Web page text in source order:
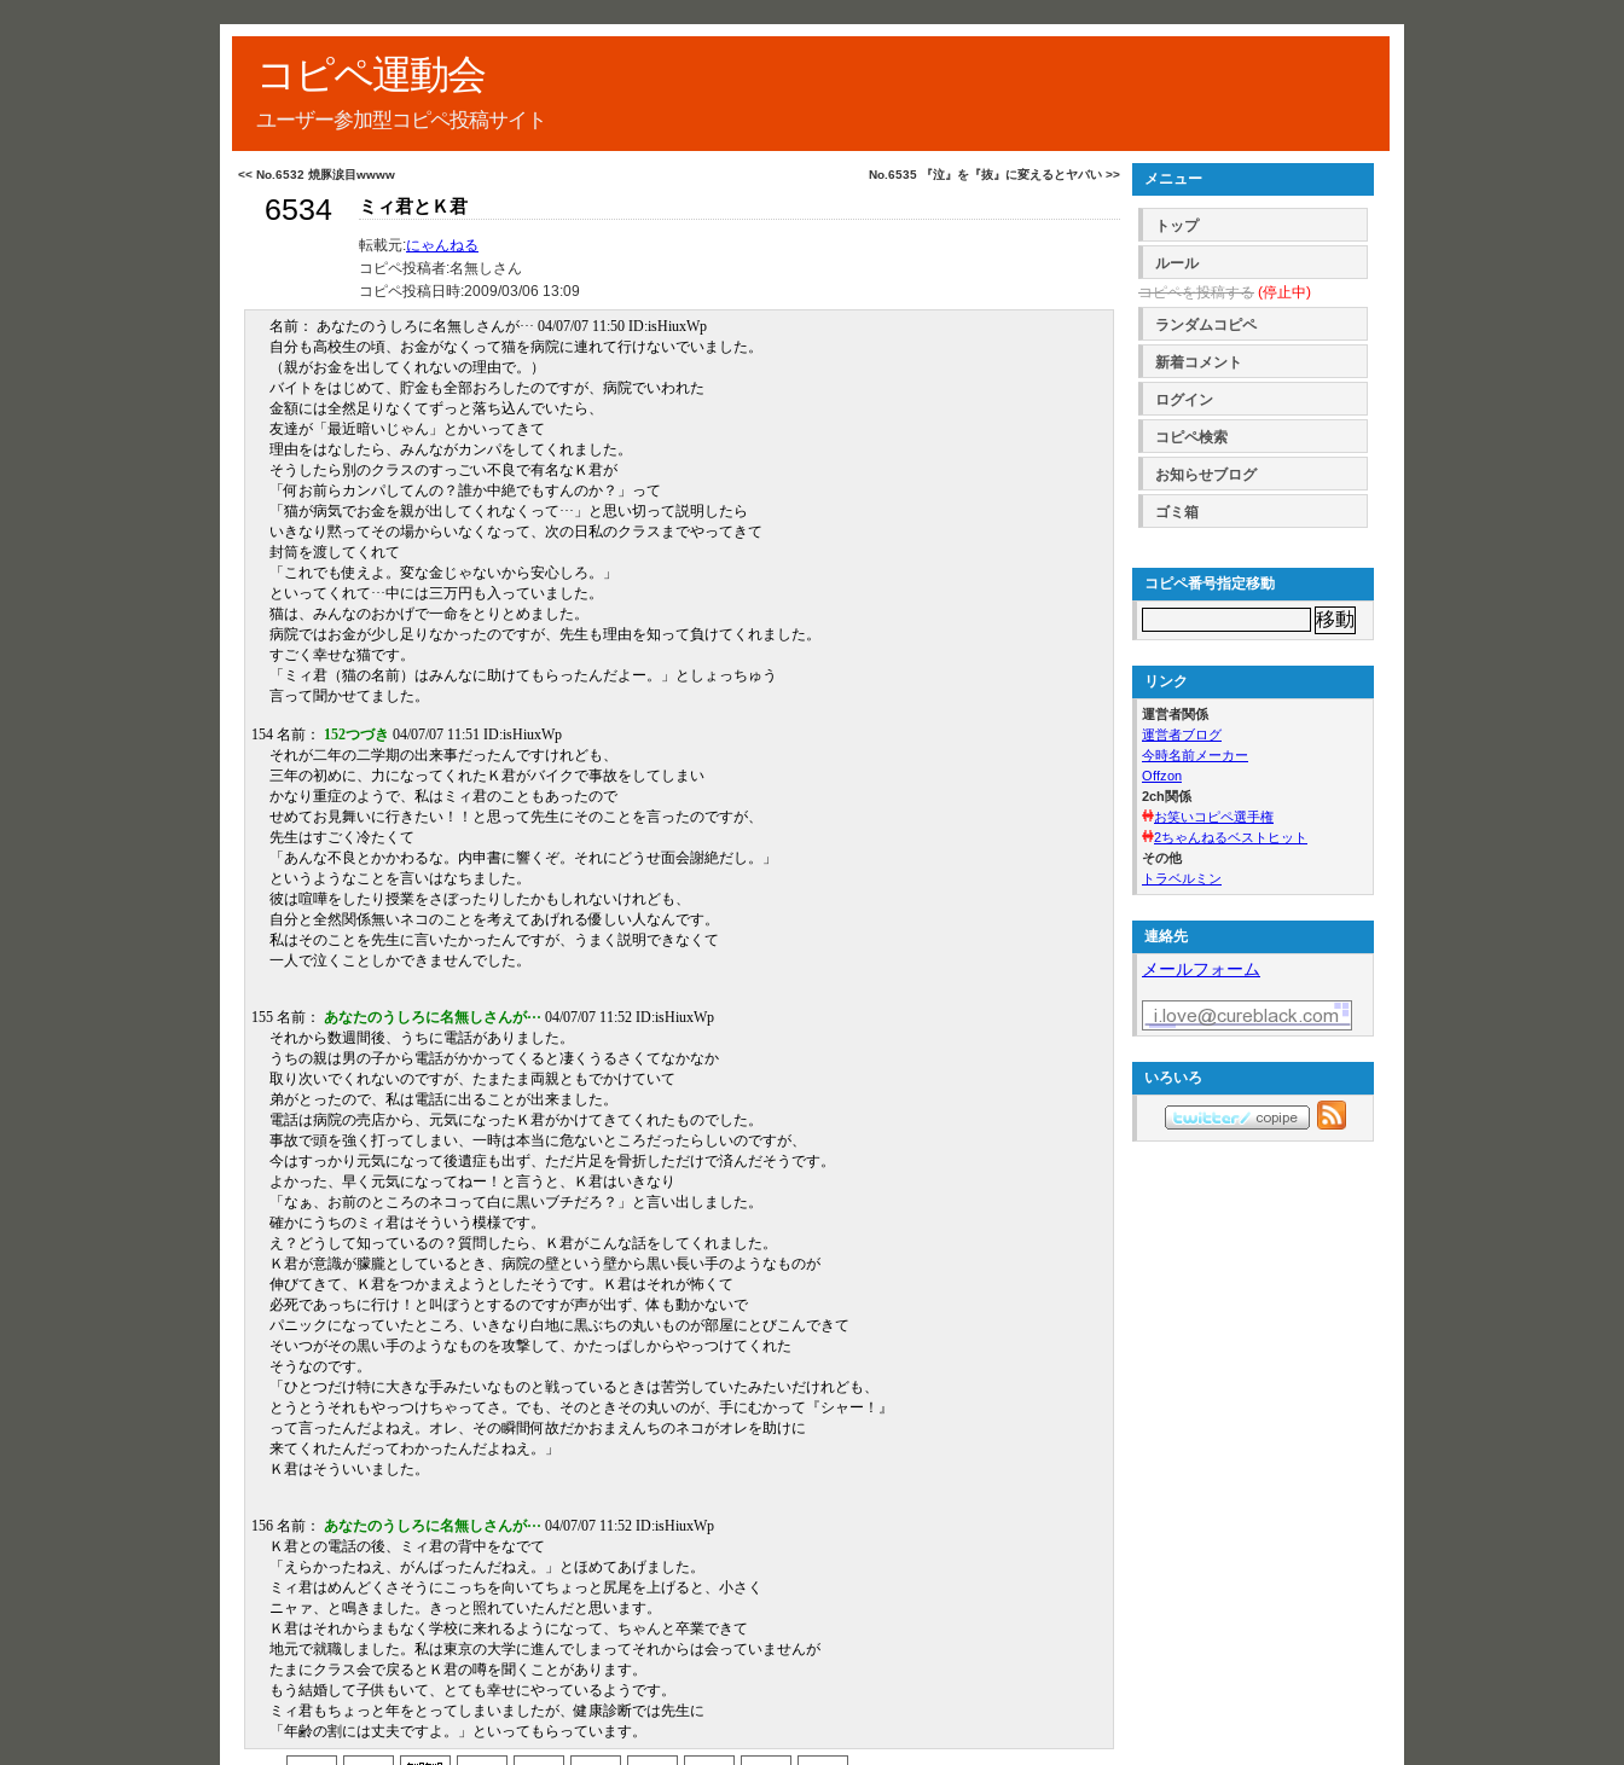
コピペ運動会
ユーザー参加型コピペ投稿サイト
No.6535 『泣』を『抜』に変えるとヤバい >>
<< No.6532 焼豚涙目wwww
6534 ミィ君とＫ君
転載元:にゃんねる
コピペ投稿者:名無しさん
コピペ投稿日時:2009/03/06 13:09
名前： あなたのうしろに名無しさんが··· 04/07/07 11:50 ID:isHiuxWp
自分も高校生の頃、お金がなくって猫を病院に連れて行けないでいました。
（親がお金を出してくれないの理由で。）
バイトをはじめて、貯金も全部おろしたのですが、病院でいわれた
金額には全然足りなくてずっと落ち込んでいたら、
友達が「最近暗いじゃん」とかいってきて
理由をはなしたら、みんながカンパをしてくれました。
そうしたら別のクラスのすっごい不良で有名なＫ君が
「何お前らカンパしてんの？誰か中絶でもすんのか？」って
「猫が病気でお金を親が出してくれなくって···」と思い切って説明したら
いきなり黙ってその場からいなくなって、次の日私のクラスまでやってきて
封筒を渡してくれて
「これでも使えよ。変な金じゃないから安心しろ。」
といってくれて···中には三万円も入っていました。
猫は、みんなのおかげで一命をとりとめました。
病院ではお金が少し足りなかったのですが、先生も理由を知って負けてくれました。
すごく幸せな猫です。
「ミィ君（猫の名前）はみんなに助けてもらったんだよー。」としょっちゅう
言って聞かせてました。
154 名前： 152つづき 04/07/07 11:51 ID:isHiuxWp
それが二年の二学期の出来事だったんですけれども、
三年の初めに、力になってくれたＫ君がバイクで事故をしてしまい
かなり重症のようで、私はミィ君のこともあったので
せめてお見舞いに行きたい！！と思って先生にそのことを言ったのですが、
先生はすごく冷たくて
「あんな不良とかかわるな。内申書に響くぞ。それにどうせ面会謝絶だし。」
というようなことを言いはなちました。
彼は喧嘩をしたり授業をさぼったりしたかもしれないけれども、
自分と全然関係無いネコのことを考えてあげれる優しい人なんです。
私はそのことを先生に言いたかったんですが、うまく説明できなくて
一人で泣くことしかできませんでした。
155 名前： あなたのうしろに名無しさんが··· 04/07/07 11:52 ID:isHiuxWp
それから数週間後、うちに電話がありました。
うちの親は男の子から電話がかかってくると凄くうるさくてなかなか
取り次いでくれないのですが、たまたま両親ともでかけていて
弟がとったので、私は電話に出ることが出来ました。
電話は病院の売店から、元気になったＫ君がかけてきてくれたものでした。
事故で頭を強く打ってしまい、一時は本当に危ないところだったらしいのですが、
今はすっかり元気になって後遺症も出ず、ただ片足を骨折しただけで済んだそうです。
よかった、早く元気になってねー！と言うと、Ｋ君はいきなり
「なぁ、お前のところのネコって白に黒いブチだろ？」と言い出しました。
確かにうちのミィ君はそういう模様です。
え？どうして知っているの？質問したら、Ｋ君がこんな話をしてくれました。
Ｋ君が意識が朦朧としているとき、病院の壁という壁から黒い長い手のようなものが
伸びてきて、Ｋ君をつかまえようとしたそうです。Ｋ君はそれが怖くて
必死であっちに行け！と叫ぼうとするのですが声が出ず、体も動かないで
パニックになっていたところ、いきなり白地に黒ぶちの丸いものが部屋にとびこんできて
そいつがその黒い手のようなものを攻撃して、かたっぱしからやっつけてくれた
そうなのです。
「ひとつだけ特に大きな手みたいなものと戦っているときは苦労していたみたいだけれども、
とうとうそれもやっつけちゃってさ。でも、そのときその丸いのが、手にむかって『シャー！』
って言ったんだよねえ。オレ、その瞬間何故だかおまえんちのネコがオレを助けに
来てくれたんだってわかったんだよねえ。」
Ｋ君はそういいました。
156 名前： あなたのうしろに名無しさんが··· 04/07/07 11:52 ID:isHiuxWp
Ｋ君との電話の後、ミィ君の背中をなでて
「えらかったねえ、がんばったんだねえ。」とほめてあげました。
ミィ君はめんどくさそうにこっちを向いてちょっと尻尾を上げると、小さく
ニャァ、と鳴きました。きっと照れていたんだと思います。
Ｋ君はそれからまもなく学校に来れるようになって、ちゃんと卒業できて
地元で就職しました。私は東京の大学に進んでしまってそれからは会っていませんが
たまにクラス会で戻るとＫ君の噂を聞くことがあります。
もう結婚して子供もいて、とても幸せにやっているようです。
ミィ君もちょっと年をとってしまいましたが、健康診断では先生に
「年齢の割には丈夫ですよ。」といってもらっています。
メニュー
トップ
ルール
コピペを投稿する (停止中)
ランダムコピペ
新着コメント
ログイン
コピペ検索
お知らせブログ
ゴミ箱
コピペ番号指定移動
リンク
運営者関係
運営者ブログ
今時名前メーカー
Offzon
2ch関係
お笑いコピペ選手権
2ちゃんねるベストヒット
その他
トラベルミン
連絡先
メールフォーム
いろいろ